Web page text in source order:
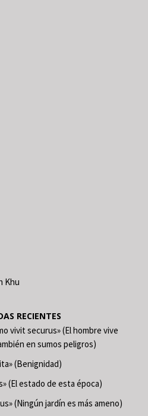
Khu
RECIENTES
vivit securus» (El hombre vive
en sumos peligros)
(Benignidad)
(El estado de esta época)
(Ningún jardín es más ameno)